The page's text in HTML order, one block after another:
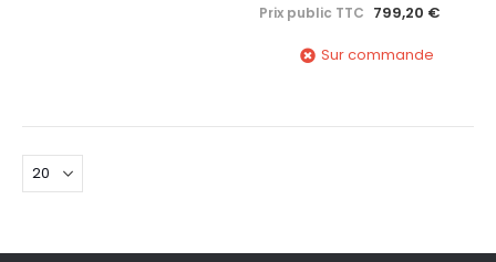
Prix public TTC 799,20 €
Sur commande